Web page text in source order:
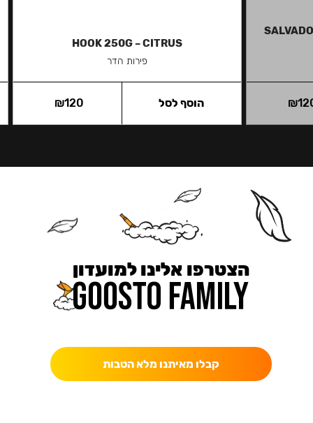
₪
HOOK 250G – CITRUS
פירות הדר
₪120 הוסף לסל
הצטרפו אלינו למועדון
קבלו מאיתנו מלא הטבות